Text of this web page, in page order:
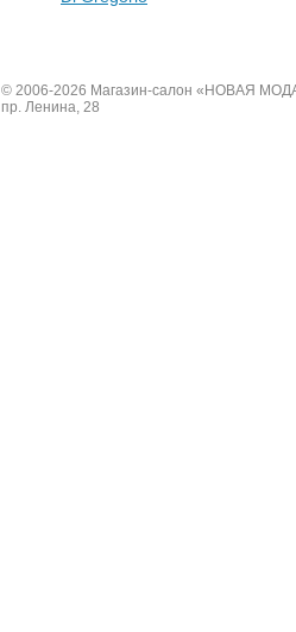
© 2006-2026 Магазин-салон «НОВАЯ
пр. Ленина, 28